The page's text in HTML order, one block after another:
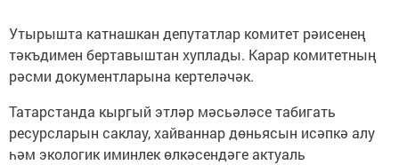
Утырышта катнашкан депутатлар комитет рәисенең
тәкъдимен бертавыштан хуплады. Карар комитетның
рәсми документларына кертеләчәк.
Татарстанда кыргый этләр мәсьәләсе табигать
ресурсларын саклау, хайваннар дөньясын исәпкә алу
һәм экологик иминлек өлкәсендәге актуаль